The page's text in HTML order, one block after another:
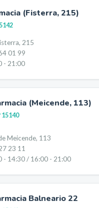
(Fisterra, 215)
215
01 99
- 21:00
(Meicende, 113)
15140
Meicende, 113
23 11
- 14:30 / 16:00 - 21:00
Balneario 22